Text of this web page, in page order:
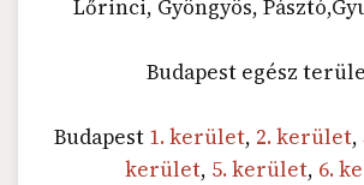
Lőrinci, Gyöngyös,
Budapest egész
Budapest 1. kerület, 2. kerület,
kerület, 5. kerület, 6.